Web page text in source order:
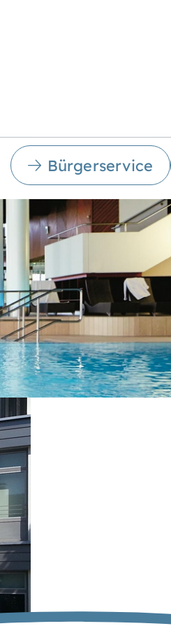
Bürgerservice